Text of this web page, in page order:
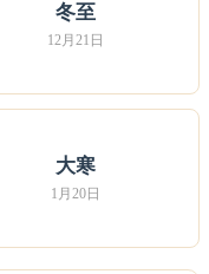
冬至
12月21日
大寒
1月20日